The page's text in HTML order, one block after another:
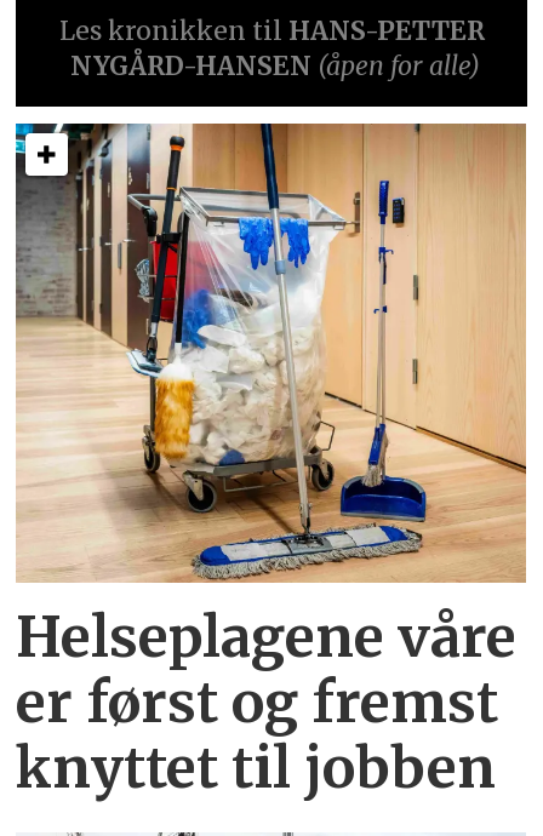
Les kronikken til HANS-PETTER
NYGÅRD-HANSEN (åpen for alle)
Helseplagene våre
er først og fremst
knyttet til jobben